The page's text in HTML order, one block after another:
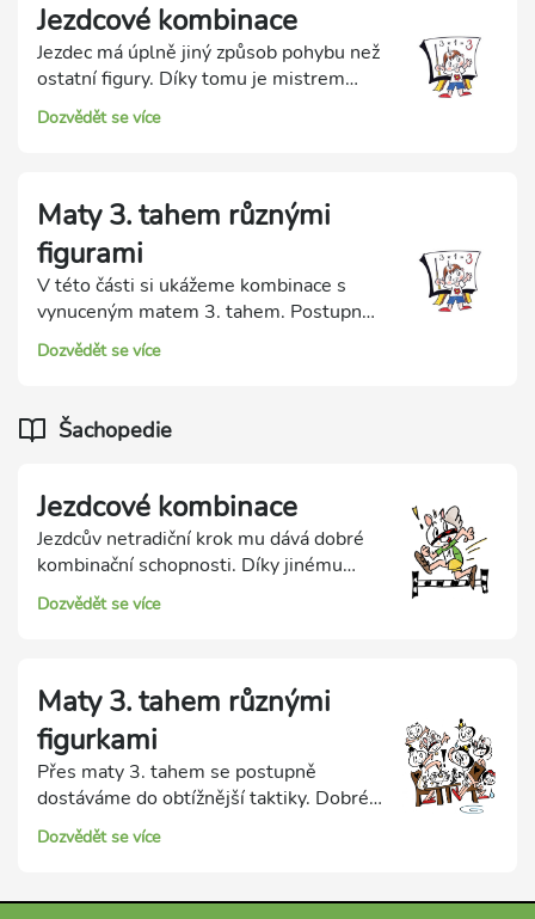
Jezdcové kombinace
Jezdec má úplně jiný způsob pohybu než
ostatní figury. Díky tomu je mistrem
dvojích úderů! Z dalších materiálních
zisků má rád různé odtahy. Speciálním
Dozvědět se více
Maty 3. tahem různými
figurami
V této části si ukážeme kombinace s
vynuceným matem 3. tahem. Postupně
si projdeme útoky s různými matujícími
figurami od dámy až po pěšce.
Dozvědět se více
Šachopedie
Jezdcové kombinace
Jezdcův netradiční krok mu dává dobré
kombinační schopnosti. Díky jinému
pohybu než kterákoli jiná figura má
výborné možnosti dvojích úderů. Hlavní
se šachem - Dušený mat - Další matové
obrazce Při dušeném matu je soupeřův
král udušen mezi vlastními figurami,
přes které působí matující jezdec. Při
dalších matových obrazcích jezdec buď
sám matuje, anebo pomáhá uzavírat
Dozvědět se více
Maty 3. tahem různými
figurkami
Přes maty 3. tahem se postupně
dostáváme do obtížnější taktiky. Dobré
zvládnutí těchto matů je výborným
předpokladem k dalšímu řešení
Postupně si projdeme ukázky matů
Dozvědět se více